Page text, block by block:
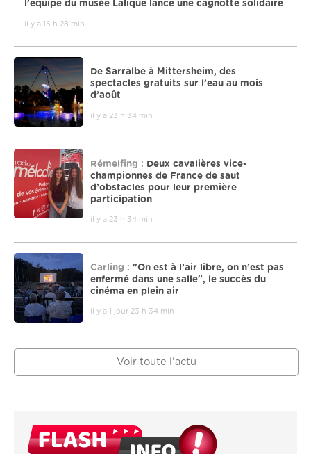
l’équipe du musée Lalique lance une cagnotte solidaire
il y a 15 h 28 min
De Sarralbe à Mittersheim, des
spectacles gratuits sur l’eau au mois
d’août
il y a 23 h 34 min
Rémelfing : Deux cavalières vice-
championnes de France de saut
d’obstacles pour leur première
participation
il y a 23 h 34 min
Carling : "On est à l’air libre, on n’est pas
enfermé dans une salle", le succès du
cinéma en plein air
il y a 1 jour 23 h 34 min
Voir toute l'actu